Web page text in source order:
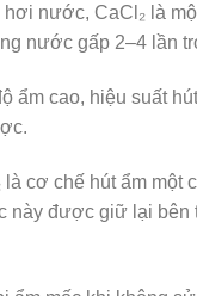
nước, CaCl₂ là
nước gấp 2–4 lần
ẩm cao, hiệu suất
cơ chế hút ẩm
này được giữ lại